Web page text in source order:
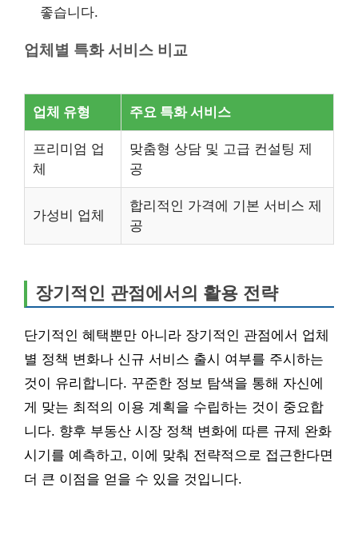
좋습니다.
업체별 특화 서비스 비교
업체 유형 주요 특화 서비스
프리미엄 업
체
맞춤형 상담 및 고급 컨설팅 제
공
가성비 업체
합리적인 가격에 기본 서비스 제
공
장기적인 관점에서의 활용 전략
단기적인 혜택뿐만 아니라 장기적인 관점에서 업체
별 정책 변화나 신규 서비스 출시 여부를 주시하는
것이 유리합니다. 꾸준한 정보 탐색을 통해 자신에
게 맞는 최적의 이용 계획을 수립하는 것이 중요합
니다. 향후 부동산 시장 정책 변화에 따른 규제 완화
시기를 예측하고, 이에 맞춰 전략적으로 접근한다면
더 큰 이점을 얻을 수 있을 것입니다.